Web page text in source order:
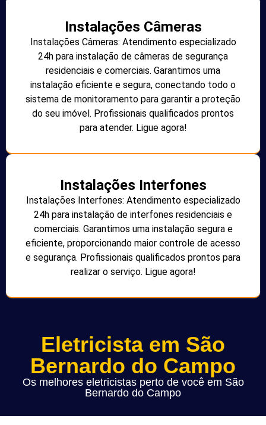
Instalações Câmeras
Instalações Câmeras: Atendimento especializado
24h para instalação de câmeras de segurança
residenciais e comerciais. Garantimos uma
instalação eficiente e segura, conectando todo o
sistema de monitoramento para garantir a proteção
do seu imóvel. Profissionais qualificados prontos
para atender. Ligue agora!
Instalações Interfones
Instalações Interfones: Atendimento especializado
24h para instalação de interfones residenciais e
comerciais. Garantimos uma instalação segura e
eficiente, proporcionando maior controle de acesso
e segurança. Profissionais qualificados prontos para
realizar o serviço. Ligue agora!
Eletricista em São
Bernardo do Campo
Os melhores eletricistas perto de você em São
Bernardo do Campo